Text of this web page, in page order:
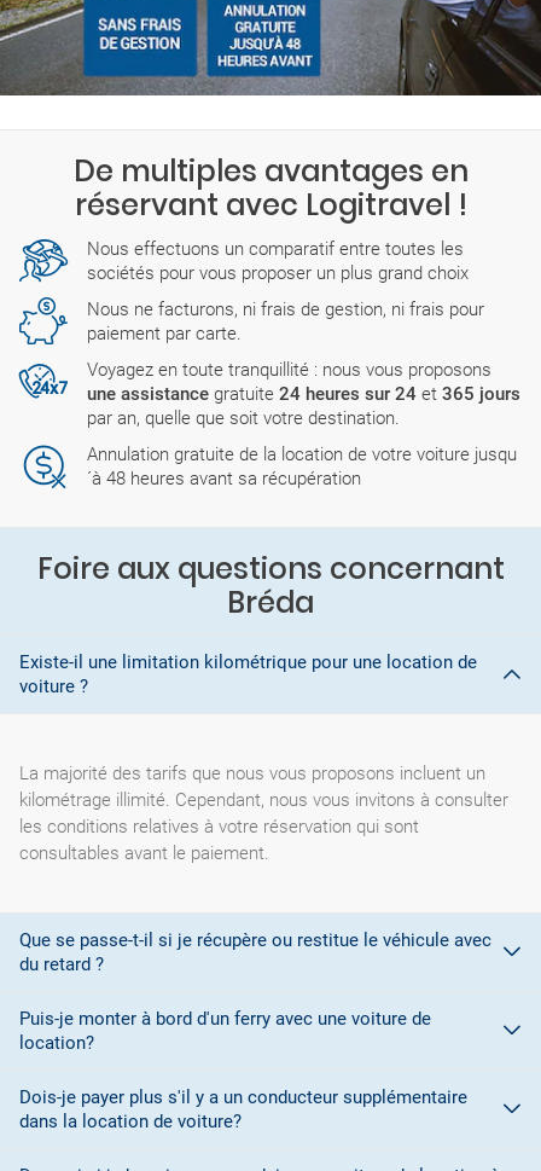
De multiples avantages en
réservant avec Logitravel !
Nous effectuons un comparatif entre toutes les
sociétés pour vous proposer un plus grand choix
Nous ne facturons, ni frais de gestion, ni frais pour
paiement par carte.
Voyagez en toute tranquillité : nous vous proposons
une assistance gratuite 24 heures sur 24 et 365 jours
par an, quelle que soit votre destination.
Annulation gratuite de la location de votre voiture jusqu
´à 48 heures avant sa récupération
Foire aux questions concernant
Bréda
Existe-il une limitation kilométrique pour une location de
voiture ?
La majorité des tarifs que nous vous proposons incluent un
kilométrage illimité. Cependant, nous vous invitons à consulter
les conditions relatives à votre réservation qui sont
consultables avant le paiement.
Que se passe-t-il si je récupère ou restitue le véhicule avec
du retard ?
Lors de la réservation, vous avez sélectionné des plages
vous vous rendez compte que vous ne pourrez pas vous
présenter au bureau de prise en charge/restitution, vous devez
Puis-je monter à bord d'un ferry avec une voiture de
location?
La plupart des sociétés de location de voitures ne vous
autorisent pas à monter à bord d'un ferry pour embarquer votre
Dois-je payer plus s'il y a un conducteur supplémentaire
dans la location de voiture?